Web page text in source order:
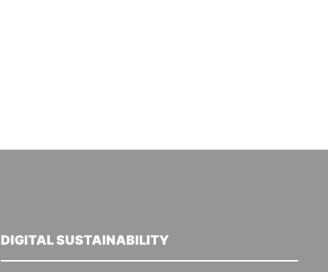
DIGITAL SUSTAINABILITY